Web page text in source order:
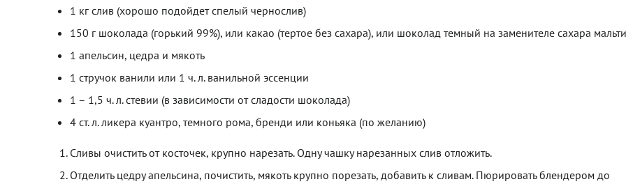
1 кг слив (хорошо подойдет спелый чернослив)
150 г шоколада (горький 99%), или какао (тертое без сахара), или шоколад темный на заменителе сахара
1 апельсин, цедра и мякоть
1 стручок ванили или 1 ч. л. ванильной эссенции
1 – 1,5 ч. л. стевии (в зависимости от сладости шоколада)
4 ст. л. ликера куантро, темного рома, бренди или коньяка (по желанию)
Сливы очистить от косточек, крупно нарезать. Одну чашку нарезанных слив отложить.
Отделить цедру апельсина, почистить, мякоть крупно порезать, добавить к сливам. Пюрировать блендером до